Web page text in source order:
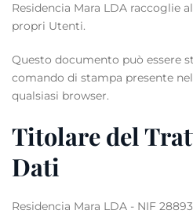
Residencia Mara LDA raccoglie
propri Utenti.
Questo documento può essere
comando di stampa presente
qualsiasi browser.
Titolare del
Dati
Residencia Mara LDA - NIF